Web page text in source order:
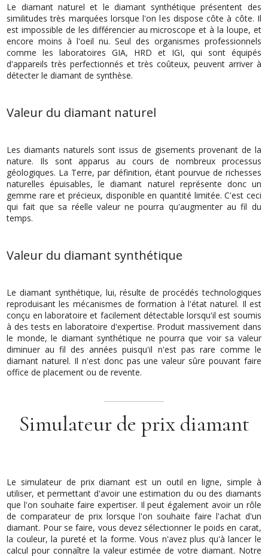
Le diamant naturel et le diamant synthétique présentent des
similitudes très marquées lorsque l'on les dispose côte à côte. Il
est impossible de les différencier au microscope et à la loupe, et
encore moins à l'oeil nu. Seul des organismes professionnels
comme les laboratoires GIA, HRD et IGI, qui sont équipés
d'appareils très perfectionnés et très coûteux, peuvent arriver à
détecter le diamant de synthèse.
Valeur du diamant naturel
Les diamants naturels sont issus de gisements provenant de la
nature. Ils sont apparus au cours de nombreux processus
géologiques. La Terre, par définition, étant pourvue de richesses
naturelles épuisables, le diamant naturel représente donc un
gemme rare et précieux, disponible en quantité limitée. C'est ceci
qui fait que sa réelle valeur ne pourra qu'augmenter au fil du
temps.
Valeur du diamant synthétique
Le diamant synthétique, lui, résulte de procédés technologiques
reproduisant les mécanismes de formation à l'état naturel. Il est
conçu en laboratoire et facilement détectable lorsqu'il est soumis
à des tests en laboratoire d'expertise. Produit massivement dans
le monde, le diamant synthétique ne pourra que voir sa valeur
diminuer au fil des années puisqu'il n'est pas rare comme le
diamant naturel. Il n'est donc pas une valeur sûre pouvant faire
office de placement ou de revente.
Simulateur de prix diamant
Le simulateur de prix diamant est un outil en ligne, simple à
utiliser, et permettant d'avoir une estimation du ou des diamants
que l'on souhaite faire expertiser. Il peut également avoir un rôle
de comparateur de prix lorsque l'on souhaite faire l'achat d'un
diamant. Pour se faire, vous devez sélectionner le poids en carat,
la couleur, la pureté et la forme. Vous n'avez plus qu'à lancer le
calcul pour connaître la valeur estimée de votre diamant. Notre